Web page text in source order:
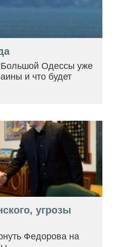
Большой Одессы уже
и что будет
угрозы
Федорова на